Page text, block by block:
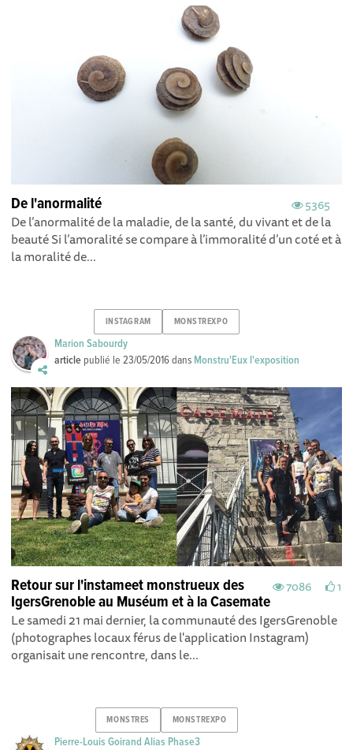
5365
De l'anormalité
De l’anormalité de la maladie, de la santé, du vivant et de la
beauté Si l’amoralité se compare à l’immoralité d’un coté et à
la moralité de...
INSTAGRAM MONSTREXPO
Marion Sabourdy
article publié le23/05/2016dans Monstru'Eux l'exposition
7086 1
Retour sur l'instameet monstrueux des
IgersGrenoble au Muséum et à la Casemate
Le samedi 21 mai dernier, la communauté des IgersGrenoble
(photographes locaux férus de l'application Instagram)
organisait une rencontre, dans le...
MONSTRES MONSTREXPO
Pierre-Louis Goirand Alias Phase3